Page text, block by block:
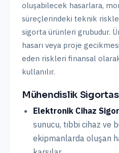
oluşabilecek hasarlara,
süreçlerindeki teknik
sigorta ürünleri grubudur.
hasarı veya proje
eden riskleri finansal
kullanılır.
Mühendislik
Elektronik Cihaz
sunucu, tıbbi cihaz ve
ekipmanlarda oluşan